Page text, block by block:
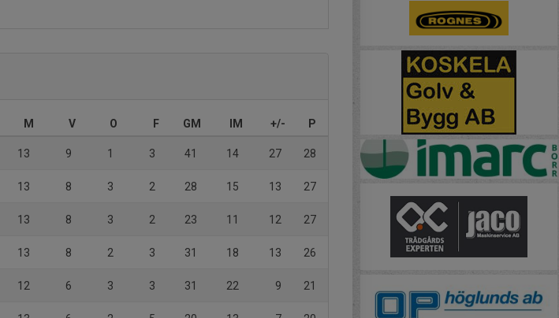
M V O F GM IM +/- P
13 9 1 3 41 14 27 28
13 8 3 2 28 15 13 27
13 8 3 2 23 11 12 27
13 8 2 3 31 18 13 26
12 6 3 3 31 22 9 21